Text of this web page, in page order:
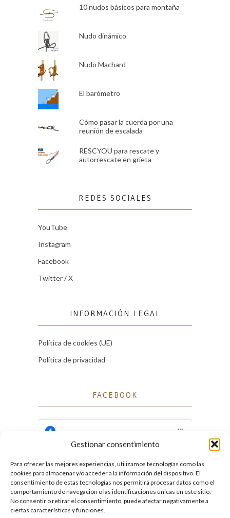
Gestionar consentimiento
Para ofrecer las mejores experiencias, utilizamos tecnologías como las
cookies para almacenar y/o acceder a la información del dispositivo. El
consentimiento de estas tecnologías nos permitirá procesar datos como el
comportamiento de navegación o las identificaciones únicas en este sitio.
No consentir o retirar el consentimiento, puede afectar negativamente a
ciertas características y funciones.
10 nudos básicos para montaña
Nudo dinámico
Nudo Machard
El barómetro
Cómo pasar la cuerda por una
reunión de escalada
RESCYOU para rescate y
autorrescate en grieta
REDES SOCIALES
YouTube
Instagram
Facebook
Twitter / X
INFORMACIÓN LEGAL
Política de cookies (UE)
Política de privacidad
FACEBOOK
Facebook
Haz clic para aceptar cookies de marketing
y permitir este contenido